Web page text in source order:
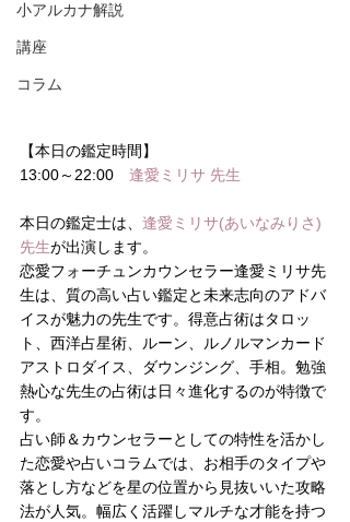
小アルカナ解説
講座
コラム
【本日の鑑定時間】
13:00～22:00 逢愛ミリサ 先生
本日の鑑定士は、 逢愛ミリサ(あいなみりさ)
先生が出演します。
恋愛フォーチュンカウンセラー逢愛ミリサ先
生は、質の高い占い鑑定と未来志向のアドバ
イスが魅力の先生です。得意占術はタロッ
ト、西洋占星術、ルーン、ルノルマンカード
アストロダイス、ダウンジング、手相。勉強
熱心な先生の占術は日々進化するのが特徴で
す。
占い師＆カウンセラーとしての特性を活かし
た恋愛や占いコラムでは、お相手のタイプや
落とし方などを星の位置から見抜いいた攻略
法が人気。幅広く活躍しマルチな才能を持つ